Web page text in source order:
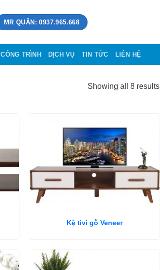
MR QUÂN: 0937.965.668
CÔNG TRÌNH DỊCH VỤ TIN TỨC LIÊN HỆ
Showing all 8 results
Kệ tivi gỗ Veneer